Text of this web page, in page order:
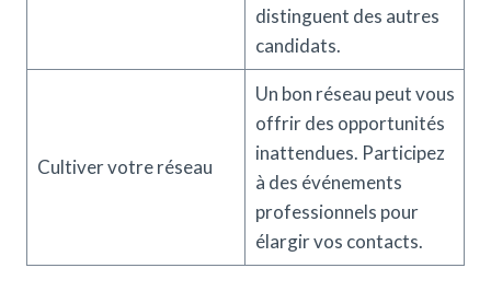
distinguent des autres
candidats.
Cultiver votre réseau
Un bon réseau peut vous
offrir des opportunités
inattendues. Participez
à des événements
professionnels pour
élargir vos contacts.